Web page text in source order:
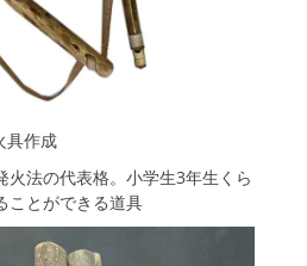
具作成
火法の代表格。小学生3年生くら
ことができる道具